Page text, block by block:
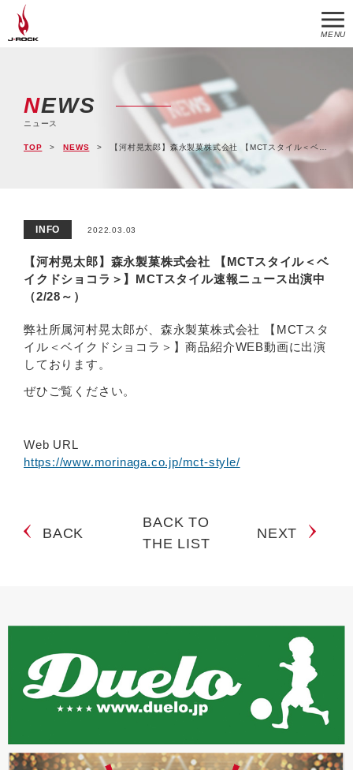
MENU
NEWS
ニュース
TOP NEWS 【河村晃太郎】森永製菓株式会社 【MCTスタイル＜ベイクドショコラ＞】MCTスタイル速報ニュース出演中（2/28～）
INFO 2022.03.03
【河村晃太郎】森永製菓株式会社 【MCTスタイル＜ベ
イクドショコラ＞】MCTスタイル速報ニュース出演中
（2/28～）
弊社所属河村晃太郎が、森永製菓株式会社 【MCTスタ
イル＜ベイクドショコラ＞】商品紹介WEB動画に出演
しております。
ぜひご覧ください。
Web URL
https://www.morinaga.co.jp/mct-style/
BACK
BACK TO
THE LIST
NEXT